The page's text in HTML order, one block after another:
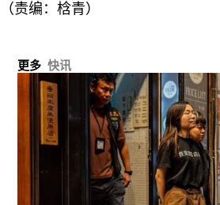
（责编：梒青）
更多 快讯